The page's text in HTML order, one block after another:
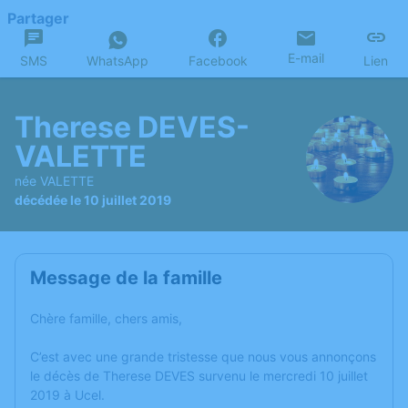
Partager
SMS WhatsApp Facebook E-mail Lien
Therese DEVES-
VALETTE
née VALETTE
décédée le 10 juillet 2019
Message de la famille
Chère famille, chers amis,
C’est avec une grande tristesse que nous vous annonçons
le décès de Therese DEVES survenu le mercredi 10 juillet
2019 à Ucel.